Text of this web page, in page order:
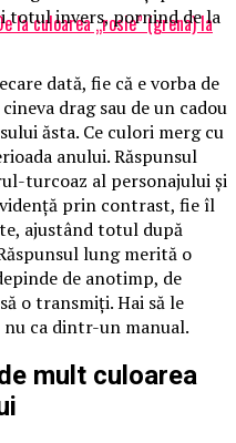
la culoarea „rosie” (grena) la
totul invers, pornind de la
dată, fie că e vorba de
drag sau de un cadou
ăsta. Ce culori merg cu
anului. Răspunsul
turcoaz al personajului și
prin contrast, fie îl
ajustând totul după
lung merită o
de anotimp, de
o transmiți. Hai să le
ca dintr-un manual.
mult culoarea